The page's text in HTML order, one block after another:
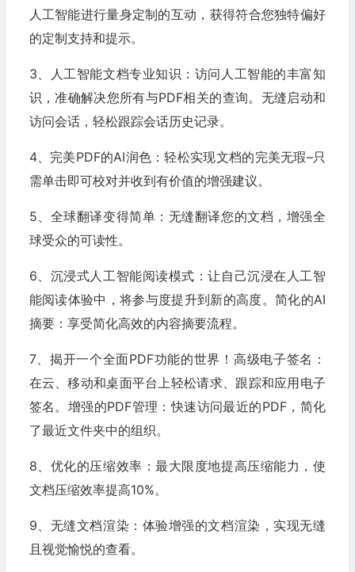
人工智能进行量身定制的互动，获得符合您独特偏好
的定制支持和提示。
3、人工智能文档专业知识：访问人工智能的丰富知
识，准确解决您所有与PDF相关的查询。无缝启动和
访问会话，轻松跟踪会话历史记录。
4、完美PDF的AI润色：轻松实现文档的完美无瑕–只
需单击即可校对并收到有价值的增强建议。
5、全球翻译变得简单：无缝翻译您的文档，增强全
球受众的可读性。
6、沉浸式人工智能阅读模式：让自己沉浸在人工智
能阅读体验中，将参与度提升到新的高度。简化的AI
摘要：享受简化高效的内容摘要流程。
7、揭开一个全面PDF功能的世界！高级电子签名：
在云、移动和桌面平台上轻松请求、跟踪和应用电子
签名。增强的PDF管理：快速访问最近的PDF，简化
了最近文件夹中的组织。
8、优化的压缩效率：最大限度地提高压缩能力，使
文档压缩效率提高10%。
9、无缝文档渲染：体验增强的文档渲染，实现无缝
且视觉愉悦的查看。